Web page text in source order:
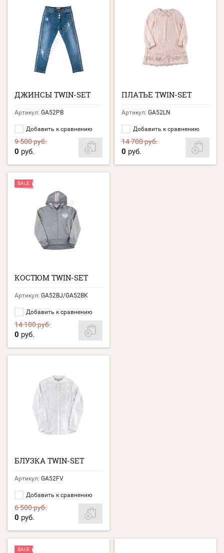
ДЖИНСЫ TWIN-SET
Артикул: GA52PB
Добавить к сравнению
9 500руб.
0 руб.
ПЛАТЬЕ TWIN-SET
Артикул: GA52LN
Добавить к сравнению
14 700руб.
0 руб.
SALE
КОСТЮМ TWIN-SET
Артикул: GA52BJ/GA52BK
Добавить к сравнению
14 100руб.
0 руб.
БЛУЗКА TWIN-SET
Артикул: GA52FV
Добавить к сравнению
6 500руб.
0 руб.
SALE